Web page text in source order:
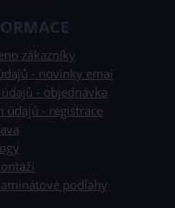
zákazníky
- novinky emai
- objednávka
údajů - registrace
podlahy